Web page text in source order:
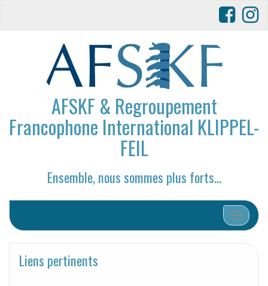
AFSKF & Regroupement
Francophone International KLIPPEL-
FEIL
Ensemble, nous sommes plus forts…
Afficher/
Liens pertinents